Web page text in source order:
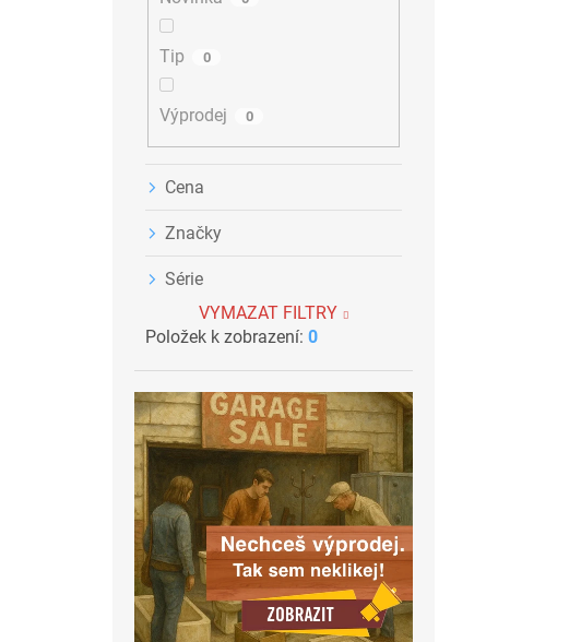
Tip 0
Výprodej 0
Cena
Značky
Série
VYMAZAT FILTRY
Položek k zobrazení: 0